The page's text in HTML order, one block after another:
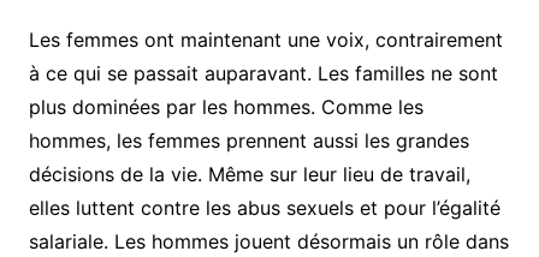
Les femmes ont maintenant une voix, contrairement
à ce qui se passait auparavant. Les familles ne sont
plus dominées par les hommes. Comme les
hommes, les femmes prennent aussi les grandes
décisions de la vie. Même sur leur lieu de travail,
elles luttent contre les abus sexuels et pour l’égalité
salariale. Les hommes jouent désormais un rôle dans